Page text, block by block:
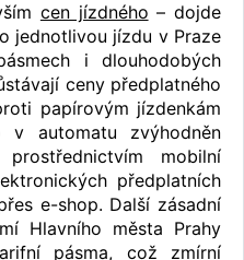
cen jízdného – dojde
jednotlivou jízdu v Praze
i dlouhodobých
ceny předplatného
papírovým jízdenkám
automatu zvýhodněn
mobilní
předplatních
e-shop. Další zásadní
Hlavního města Prahy
pásma, což zmírní